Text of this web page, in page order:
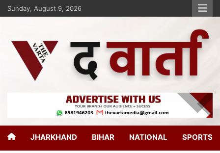
Sunday, August 9, 2026
The Varta
JHARKHAND BIHAR NATIONAL SPORTS